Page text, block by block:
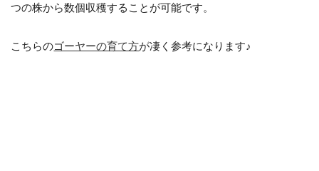
つの株から数個収穫することが可能です。
こちらのゴーヤーの育て方が凄く参考になります♪